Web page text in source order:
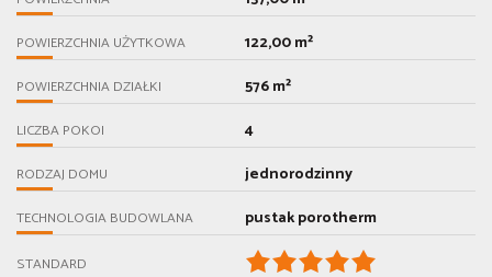
POWIERZCHNIA UŻYTKOWA 122,00 m²
POWIERZCHNIA DZIAŁKI 576 m²
LICZBA POKOI 4
RODZAJ DOMU jednorodzinny
TECHNOLOGIA BUDOWLANA pustak porotherm
STANDARD